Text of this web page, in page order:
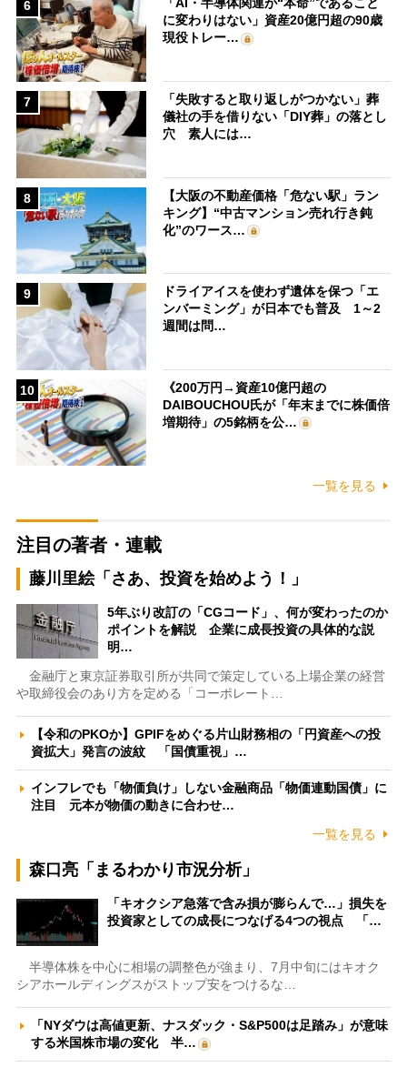
6
「AI・半導体関連が“本命”であること
に変わりはない」資産20億円超の90歳
現役トレー…
7
「失敗すると取り返しがつかない」葬
儀社の手を借りない「DIY葬」の落とし
穴 素人には…
8
【大阪の不動産価格「危ない駅」ラン
キング】“中古マンション売れ行き鈍
化”のワース…
9
ドライアイスを使わず遺体を保つ「エ
ンバーミング」が日本でも普及 1～2
週間は問…
10
《200万円→資産10億円超の
DAIBOUCHOU氏が「年末までに株価倍
増期待」の5銘柄を公…
一覧を見る
注目の著者・連載
藤川里絵「さあ、投資を始めよう！」
5年ぶり改訂の「CGコード」、何が変わったのか
ポイントを解説 企業に成長投資の具体的な説
明…
金融庁と東京証券取引所が共同で策定している上場企業の経営
や取締役会のあり方を定める「コーポレート…
【令和のPKOか】GPIFをめぐる片山財務相の「円資産への投
資拡大」発言の波紋 「国債重視」…
インフレでも「物価負け」しない金融商品「物価連動国債」に
注目 元本が物価の動きに合わせ…
一覧を見る
森口亮「まるわかり市況分析」
「キオクシア急落で含み損が膨らんで…」損失を
投資家としての成長につなげる4つの視点 「…
半導体株を中心に相場の調整色が強まり、7月中旬にはキオク
シアホールディングスがストップ安をつけるな…
「NYダウは高値更新、ナスダック・S&P500は足踏み」が意味
する米国株市場の変化 半…